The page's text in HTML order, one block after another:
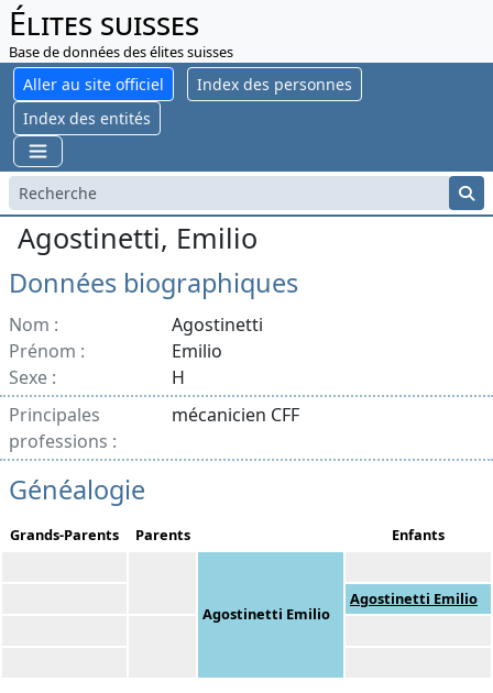
Élites suisses
Base de données des élites suisses
Aller au site officiel
Index des personnes
Index des entités
Agostinetti, Emilio
Données biographiques
Nom :
Agostinetti
Prénom :
Emilio
Sexe :
H
Principales
professions :
mécanicien CFF
Généalogie
Grands-Parents Parents Enfants
Agostinetti Emilio
Agostinetti Emilio